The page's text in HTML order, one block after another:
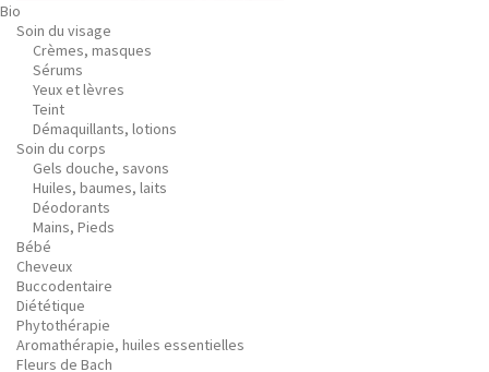
Bio
Soin du visage
Crèmes, masques
Sérums
Yeux et lèvres
Teint
Démaquillants, lotions
Soin du corps
Gels douche, savons
Huiles, baumes, laits
Déodorants
Mains, Pieds
Bébé
Cheveux
Buccodentaire
Diététique
Phytothérapie
Aromathérapie, huiles essentielles
Fleurs de Bach